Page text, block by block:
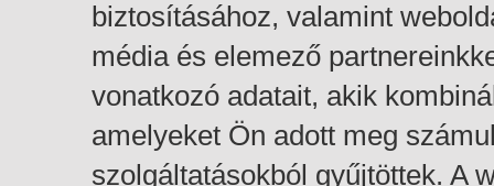
biztosításához, valamint
média és elemező
vonatkozó adatait, akik
amelyeket Ön adott meg
szolgáltatásokból gyűjtöttek. A